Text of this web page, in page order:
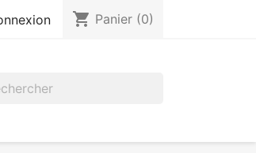
shopping_cart Panier (0)